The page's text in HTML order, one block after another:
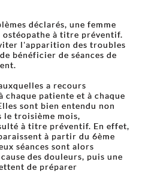
déclarés, une femme
à titre préventif.
l'apparition des troubles
bénéficier de séances de
a recours
chaque patiente et à chaque
sont bien entendu non
le troisième mois,
à titre préventif. En effet,
à partir du 6ème
séances sont alors
des douleurs, puis une
de préparer